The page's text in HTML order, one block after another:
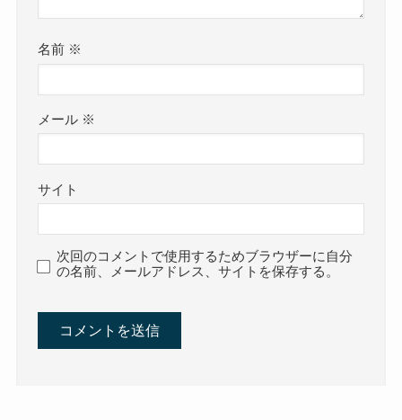
名前 ※
メール ※
サイト
次回のコメントで使用するためブラウザーに自分
の名前、メールアドレス、サイトを保存する。